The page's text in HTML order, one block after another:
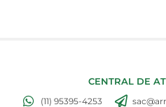
CENTRAL DE
(11) 95395-4253